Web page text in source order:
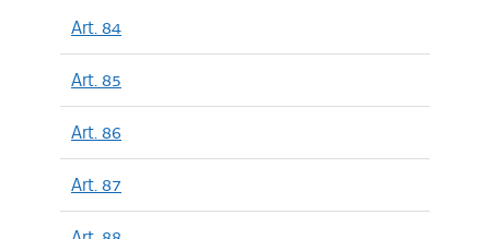
Art. 84
Art. 85
Art. 86
Art. 87